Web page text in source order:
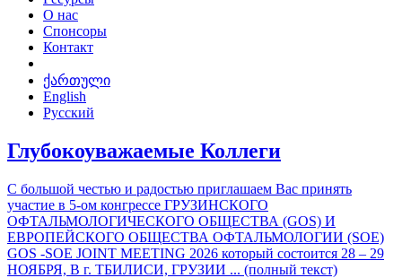
О нас
Спонсоры
Контакт
ქართული
English
Русский
Глубокоуважаемые Коллеги
С большой честью и радостью приглашаем Вас принять
участие в 5-ом конгрессе ГРУЗИНСКОГО
ОФТАЛЬМОЛОГИЧЕСКОГО ОБЩЕСТВА (GOS) И
ЕВРОПЕЙСКОГО ОБЩЕСТВА ОФТАЛЬМОЛОГИИ (SOE)
GOS -SOE JOINT MEETING 2026 который состоится 28 – 29
НОЯБРЯ, В г. ТБИЛИСИ, ГРУЗИИ ... (полный текст)